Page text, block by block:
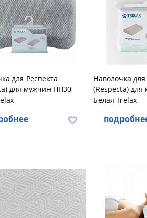
для Респекта
для мужчин НП30,
Наволочка для
(Respecta)
Белая Trelax